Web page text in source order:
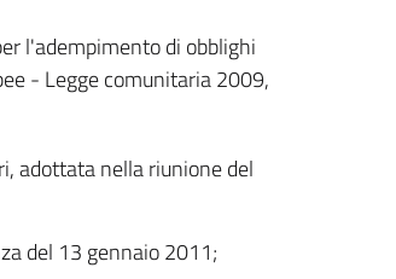
l'adempimento di obblighi
- Legge comunitaria 2009,
adottata nella riunione del
del 13 gennaio 2011;